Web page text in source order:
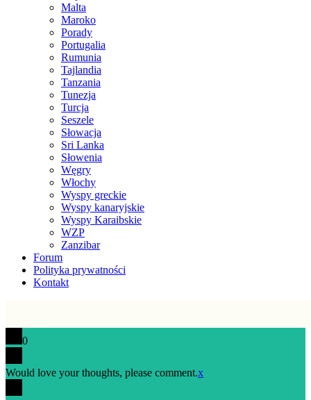
Malta
Maroko
Porady
Portugalia
Rumunia
Tajlandia
Tanzania
Tunezja
Turcja
Seszele
Słowacja
Sri Lanka
Słowenia
Węgry
Włochy
Wyspy greckie
Wyspy kanaryjskie
Wyspy Karaibskie
WZP
Zanzibar
Forum
Polityka prywatności
Kontakt
0
Would love your thoughts, please comment.x